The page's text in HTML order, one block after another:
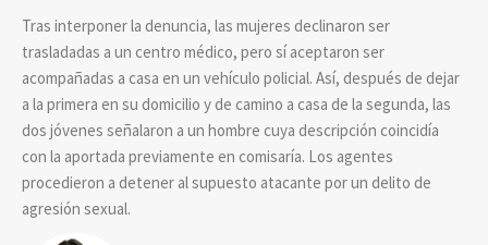
Tras interponer la denuncia, las mujeres declinaron ser
trasladadas a un centro médico, pero sí aceptaron ser
acompañadas a casa en un vehículo policial. Así, después de dejar
a la primera en su domicilio y de camino a casa de la segunda, las
dos jóvenes señalaron a un hombre cuya descripción coincidía
con la aportada previamente en comisaría. Los agentes
procedieron a detener al supuesto atacante por un delito de
agresión sexual.